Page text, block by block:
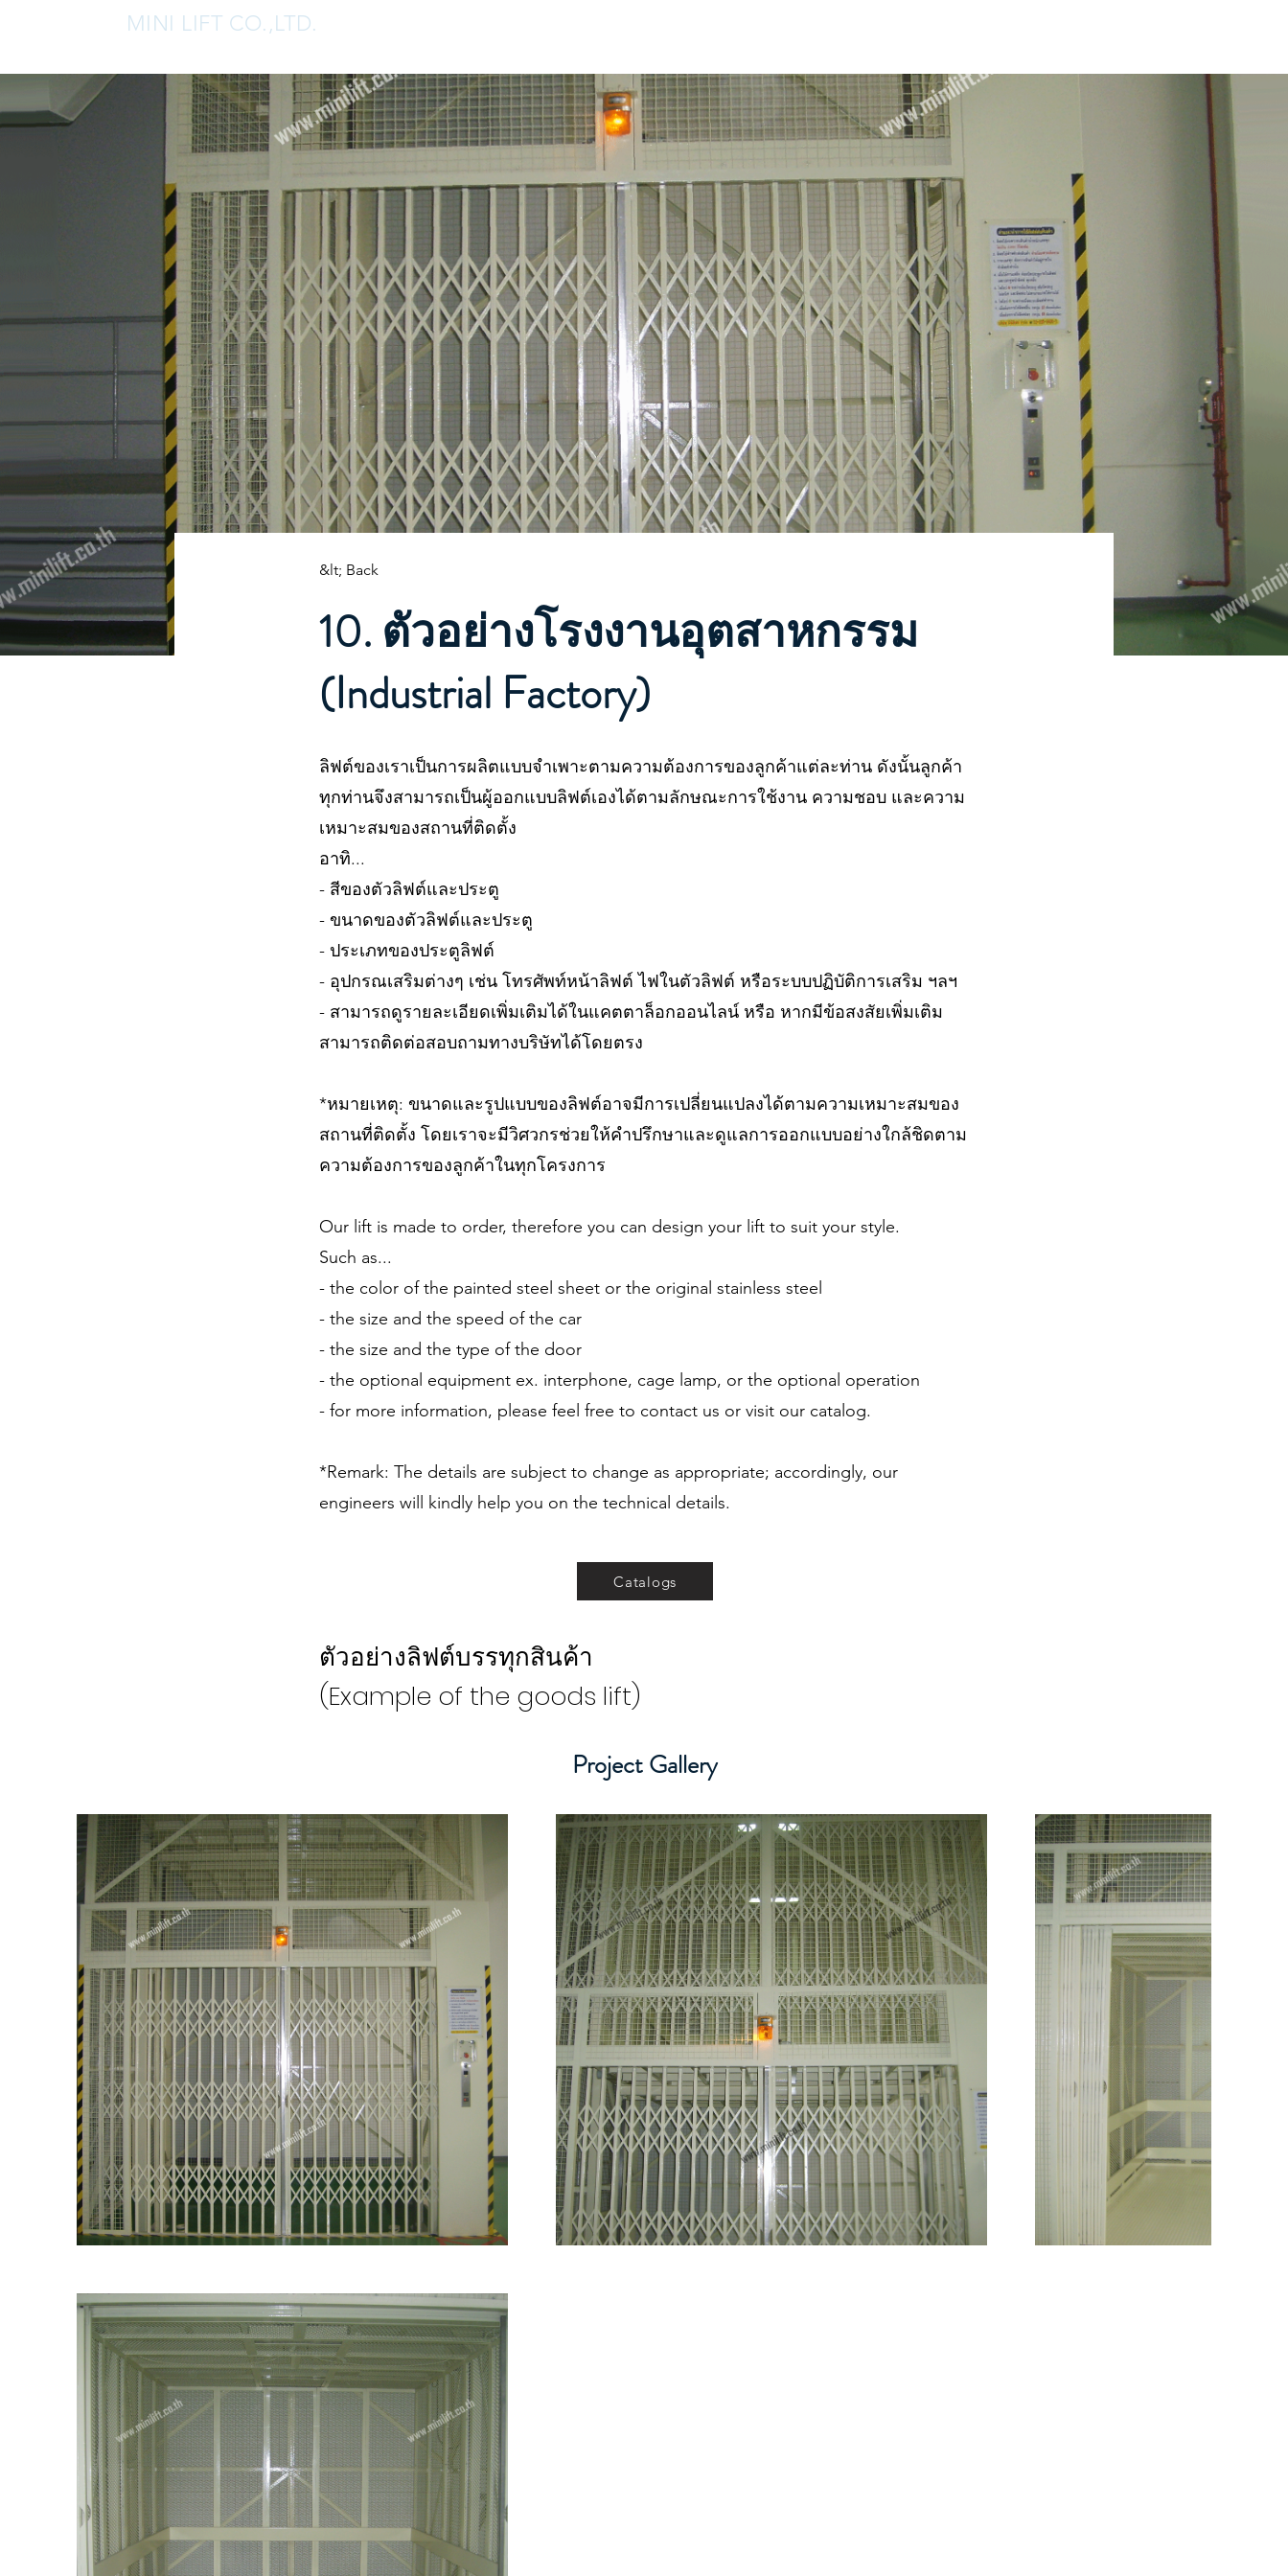
MINI LIFT CO.,LTD.
&lt; Back
10. ตัวอย่างโรงงานอุตสาหกรรม
(Industrial Factory)
ลิฟต์ของเราเป็นการผลิตแบบจำเพาะตามความต้องการของลูกค้าแต่ละท่าน ดังนั้นลูกค้า
ทุกท่านจึงสามารถเป็นผู้ออกแบบลิฟต์เองได้ตามลักษณะการใช้งาน ความชอบ และความ
เหมาะสมของสถานที่ติดตั้ง
อาทิ...
- สีของตัวลิฟต์และประตู
- ขนาดของตัวลิฟต์และประตู
- ประเภทของประตูลิฟต์
- อุปกรณเสริมต่างๆ เช่น โทรศัพท์หน้าลิฟต์ ไฟในตัวลิฟต์ หรือระบบปฏิบัติการเสริม ฯลฯ
- สามารถดูรายละเอียดเพิ่มเติมได้ในแคตตาล็อกออนไลน์ หรือ หากมีข้อสงสัยเพิ่มเติม
สามารถติดต่อสอบถามทางบริษัทได้โดยตรง
*หมายเหตุ: ขนาดและรูปแบบของลิฟต์อาจมีการเปลี่ยนแปลงได้ตามความเหมาะสมของ
สถานที่ติดตั้ง โดยเราจะมีวิศวกรช่วยให้คำปรึกษาและดูแลการออกแบบอย่างใกล้ชิดตาม
ความต้องการของลูกค้าในทุกโครงการ
Our lift is made to order, therefore you can design your lift to suit your style.
Such as...
- the color of the painted steel sheet or the original stainless steel
- the size and the speed of the car
- the size and the type of the door
- the optional equipment ex. interphone, cage lamp, or the optional operation
- for more information, please feel free to contact us or visit our catalog.
*Remark: The details are subject to change as appropriate; accordingly, our
engineers will kindly help you on the technical details.
Catalogs
ตัวอย่างลิฟต์บรรทุกสินค้า
(Example of the goods lift)
Project Gallery